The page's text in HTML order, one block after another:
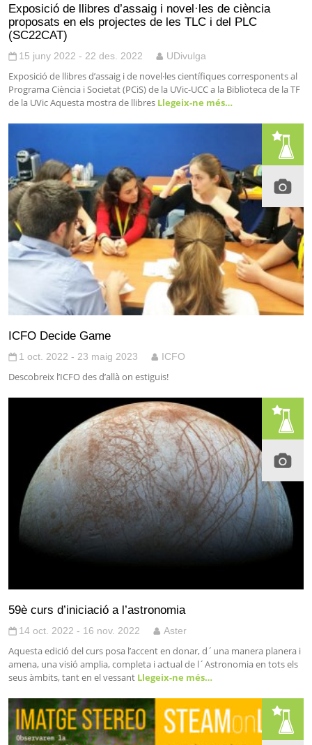
Exposició de llibres d’assaig i novel·les de ciència
proposats en els projectes de les TLC i del PLC
(SC22CAT)
15 juny 2022 - 22 des. 2022 UDivulga
Exposició de llibres d’assaig i de novel·les científiques corresponents al
Programa Ciència i Societat (PCiS) de la UVic-UCC a la Biblioteca de la TF
de la UVic Aquesta mostra de llibres Llegeix-ne més…
ICFO Decide Game
1 oct. 2022 - 23 maig 2023 ICFO
Descobreix l’ICFO des d’allà on estiguis!
59è curs d’iniciació a l’astronomia
14 oct. 2022 - 16 nov. 2022 Aster
Aquesta edició del curs posa l’accent en donar, d´una manera planera i
amena, una visió amplia, completa i actual de l´Astronomia en tots els
seus àmbits, tant en el vessant Llegeix-ne més…